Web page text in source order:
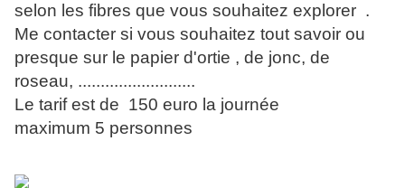
selon les fibres que vous souhaitez explorer .
Me contacter si vous souhaitez tout savoir ou
presque sur le papier d'ortie , de jonc, de
roseau, ..........................
Le tarif est de 150 euro la journée
maximum 5 personnes